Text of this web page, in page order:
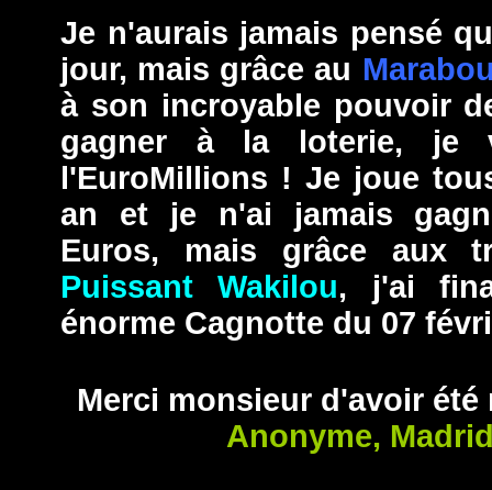
Je n'aurais jamais pensé
jour, mais grâce au
à son incroyable pouvoir
gagner à la loterie, je
l'EuroMillions ! Je joue
an et je n'ai jamais
Euros, mais grâce aux
Puissant Wakilou, j'ai
énorme Cagnotte du 07
Merci monsieur d'avoir
Anonyme,